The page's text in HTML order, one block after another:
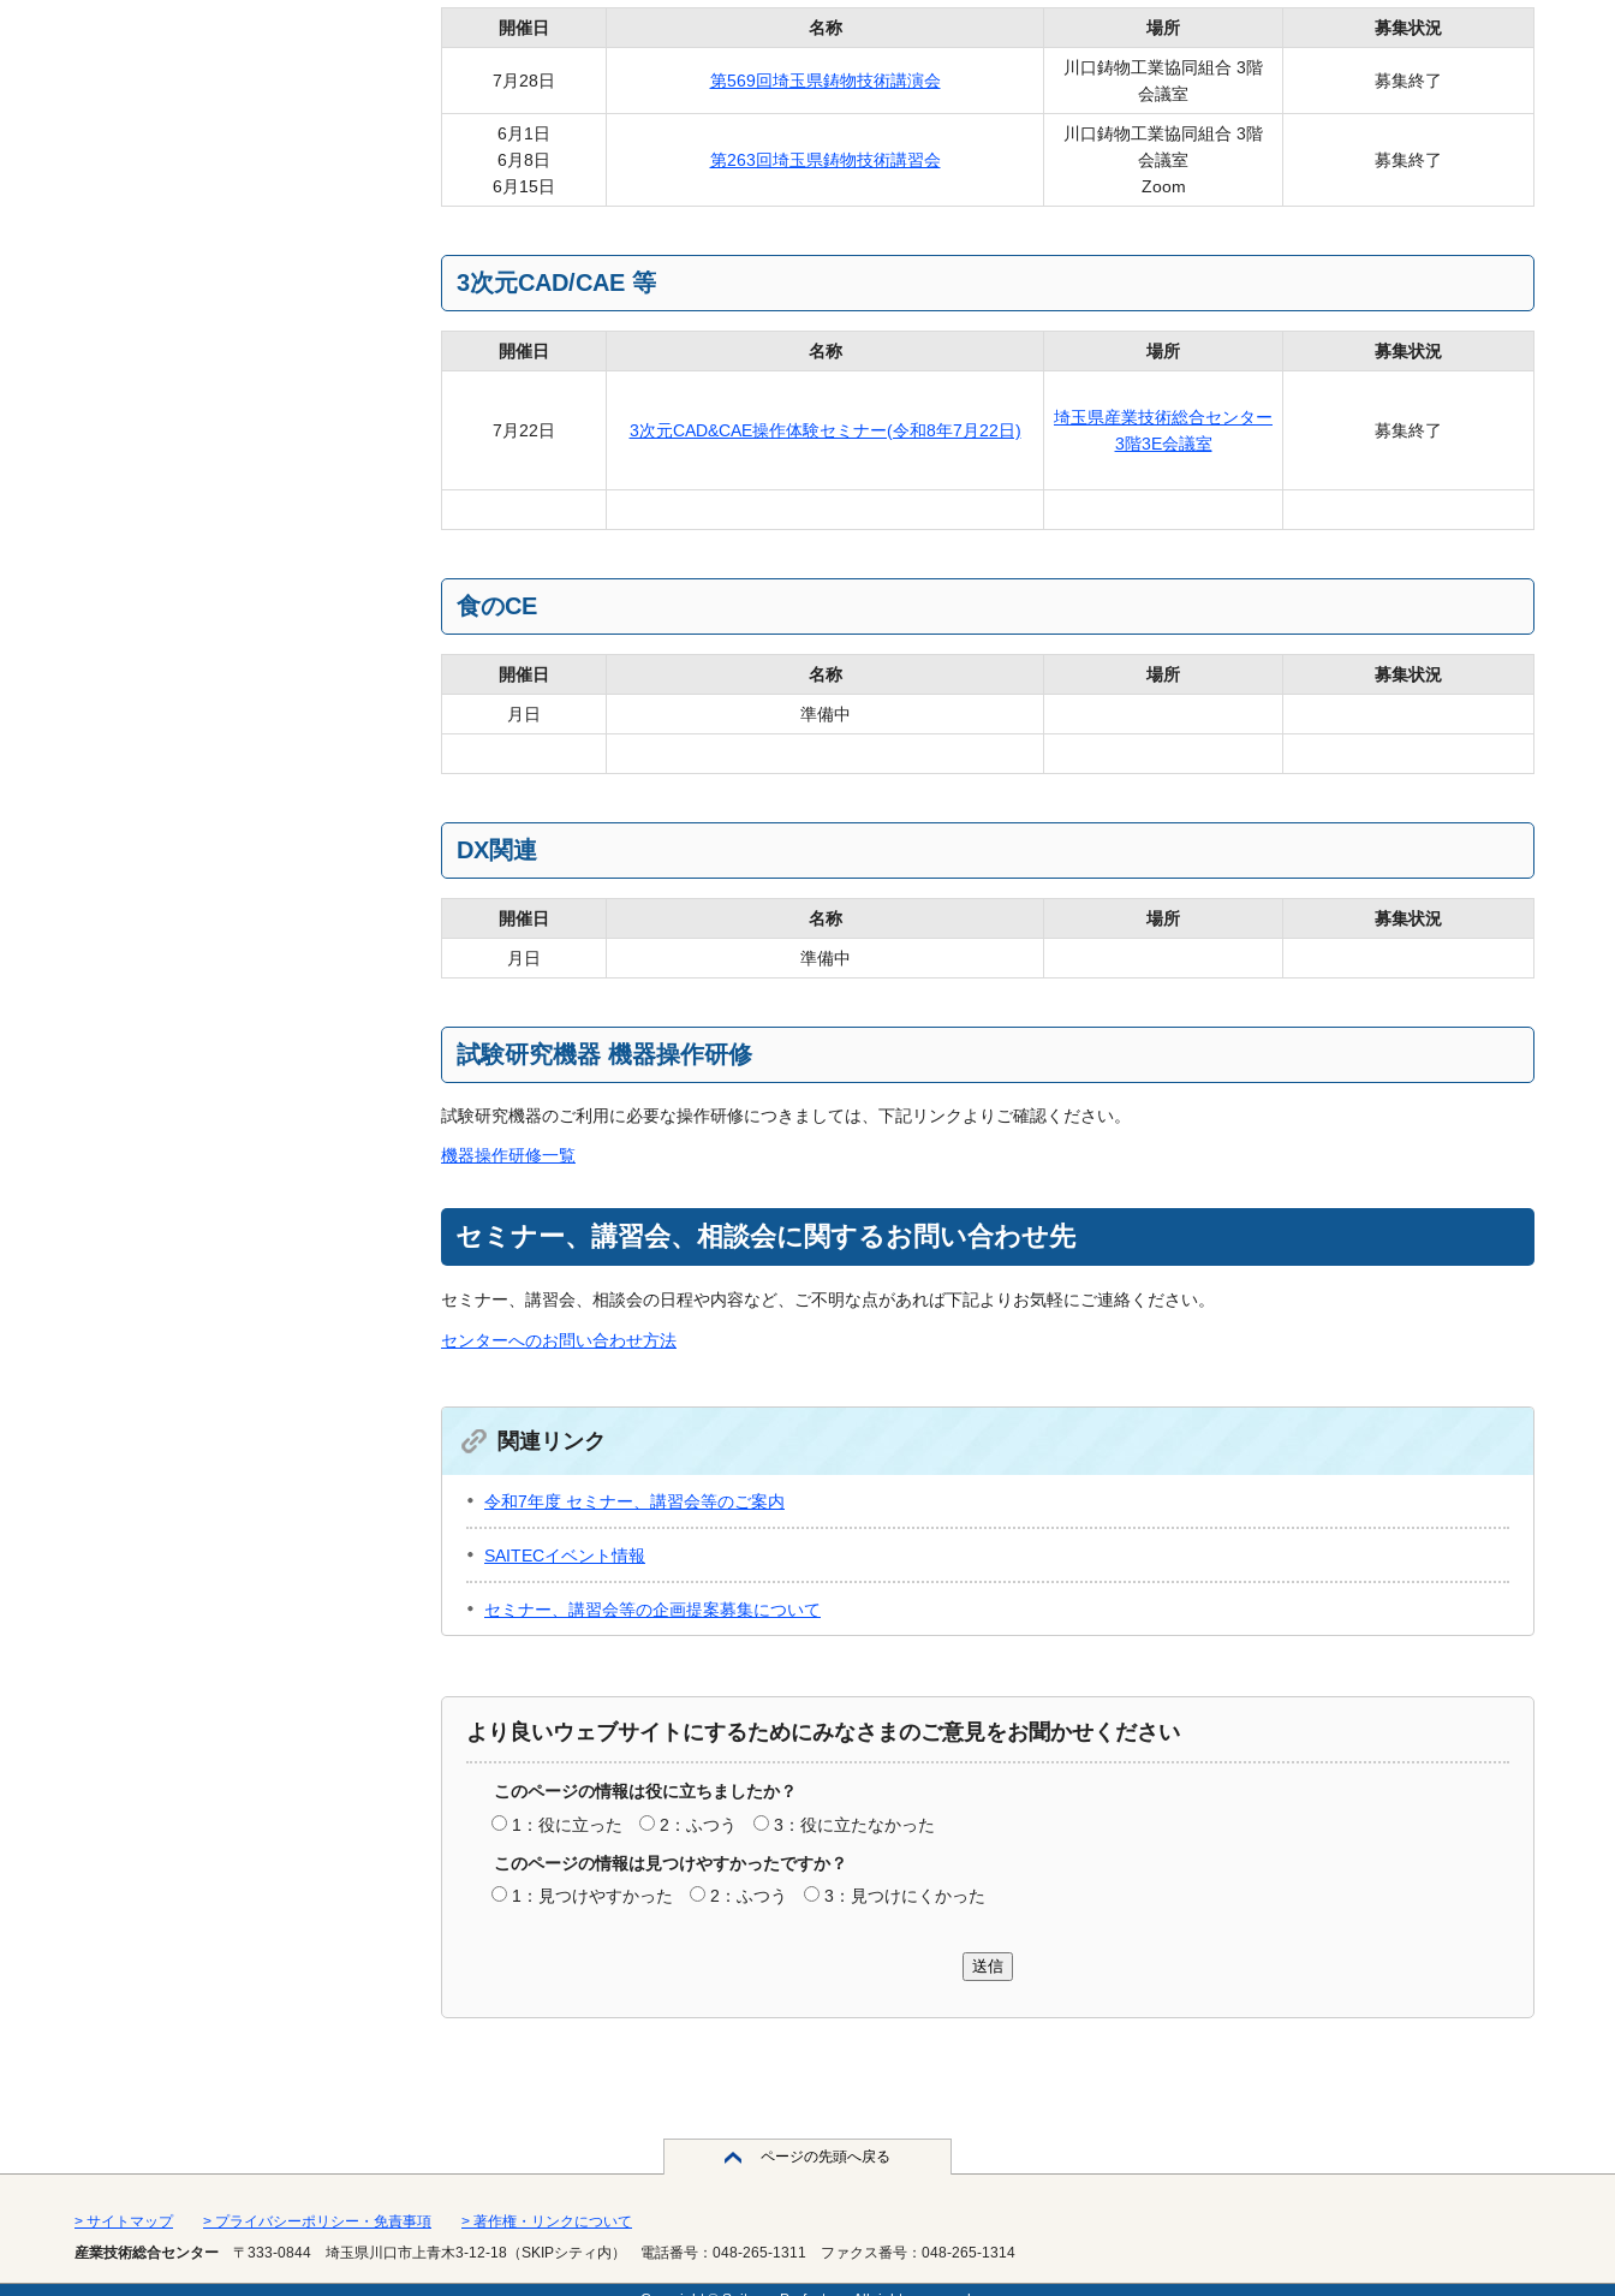
開催日 名称 場所 募集状況
7月28日 第569回埼玉県鋳物技術講演会
川口鋳物工業協同組合 3階
会議室
募集終了
6月1日
6月8日
6月15日
第263回埼玉県鋳物技術講習会
川口鋳物工業協同組合 3階
会議室
Zoom
募集終了
3次元CAD/CAE 等
開催日 名称 場所 募集状況
7月22日 3次元CAD&CAE操作体験セミナー(令和8年7月22日)
埼玉県産業技術総合センター
3階3E会議室
募集終了
食のCE
開催日 名称 場所 募集状況
月日 準備中
DX関連
開催日 名称 場所 募集状況
月日 準備中
試験研究機器 機器操作研修
試験研究機器のご利用に必要な操作研修につきましては、下記リンクよりご確認ください。
機器操作研修一覧
セミナー、講習会、相談会に関するお問い合わせ先
セミナー、講習会、相談会の日程や内容など、ご不明な点があれば下記よりお気軽にご連絡ください。
センターへのお問い合わせ方法
関連リンク
令和7年度 セミナー、講習会等のご案内
SAITECイベント情報
セミナー、講習会等の企画提案募集について
より良いウェブサイトにするためにみなさまのご意見をお聞かせください
このページの情報は役に立ちましたか？
1：役に立った
2：ふつう
3：役に立たなかった
このページの情報は見つけやすかったですか？
1：見つけやすかった
2：ふつう 3：見つけにくかった
送信
ページの先頭へ戻る
> サイトマップ > プライバシーポリシー・免責事項
> 著作権・リンクについて
産業技術総合センター
〒333-0844 埼玉県川口市上青木3-12-18（SKIPシティ内） 電話番号：048-265-1311 ファクス番号：048-265-1314